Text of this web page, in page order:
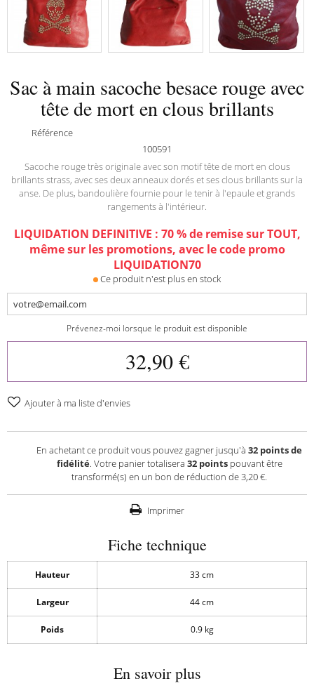
Sac à main sacoche besace rouge avec
tête de mort en clous brillants
Référence
100591
Sacoche rouge très originale avec son motif tête de mort en clous
brillants strass, avec ses deux anneaux dorés et ses clous brillants sur la
anse. De plus, bandoulière fournie pour le tenir à l'epaule et grands
rangements à l'intérieur.
LIQUIDATION DEFINITIVE : 70 % de remise sur TOUT,
même sur les promotions, avec le code promo
LIQUIDATION70
Ce produit n'est plus en stock
Prévenez-moi lorsque le produit est disponible
32,90 €
Ajouter à ma liste d'envies
En achetant ce produit vous pouvez gagner jusqu'à 32 points de
fidélité. Votre panier totalisera 32pointspouvant être
transformé(s) en un bon de réduction de 3,20 €.
Imprimer
Fiche technique
Hauteur 33 cm
Largeur 44 cm
Poids 0.9 kg
En savoir plus